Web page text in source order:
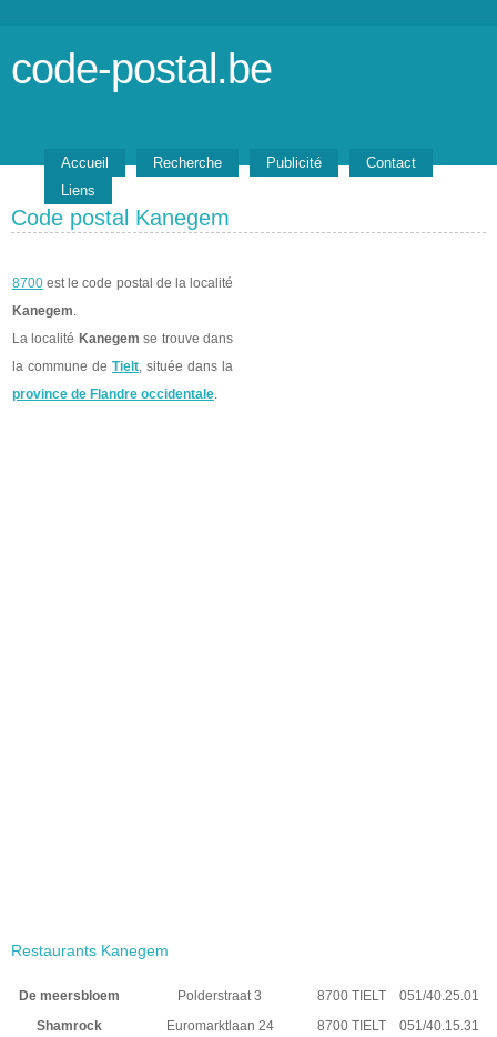
code-postal.be
Accueil Recherche Publicité
Contact
Liens
Code postal Kanegem
8700 est le code postal de la localité
Kanegem.
La localité Kanegem se trouve dans
la commune de Tielt, située dans la
province de Flandre occidentale.
Restaurants Kanegem
De meersbloem Polderstraat 3 8700 TIELT
051/40.25.01
Shamrock
Euromarktlaan 24 8700 TIELT
051/40.15.31